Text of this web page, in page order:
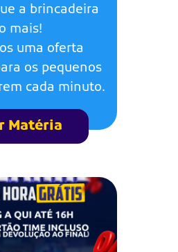
a brincadeira
mais!
uma oferta
os pequenos
cada minuto.
Matéria